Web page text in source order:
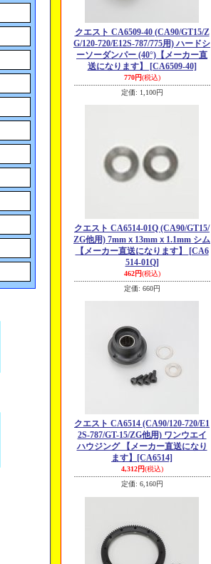
クエスト CA6509-40 (CA90/GT15/Z
G/120-720/E12S-787/775用) ハードシ
ーソーダンパー (40°)【メーカー直
送になります】
[CA6509-40]
770円(税込)
定価: 1,100円
クエスト CA6514-01Q (CA90/GT15/
ZG他用) 7mmｘ13mmｘ1.1mm シム
【メーカー直送になります】
[CA6
514-01Q]
462円(税込)
定価: 660円
クエスト CA6514 (CA90/120-720/E1
2S-787/GT-15/ZG他用) ワンウエイ
ハウジング 【メーカー直送になり
ます】
[CA6514]
4,312円(税込)
定価: 6,160円